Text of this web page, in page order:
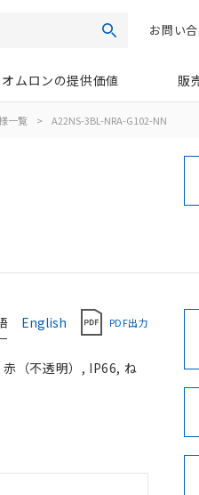
検索お問い
オムロンの提供価値 販
一覧 > A22NS-3BL-NRA-G102-NN
English PDF出力
（不透明）, IP66, ね